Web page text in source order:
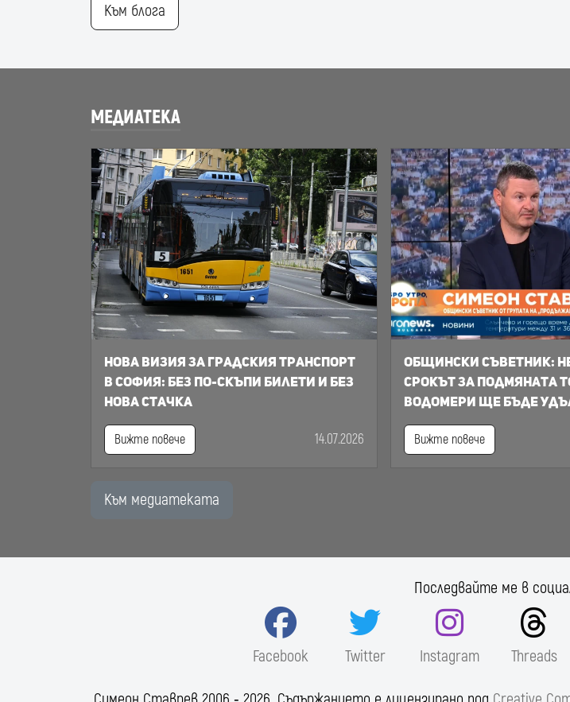
Към блога
МЕДИАТЕКА
Нова визия за градския транспорт
в София: Без по-скъпи билети и без
нова стачка
Вижте повече 14.07.2026
Общински съветник:
срокът за подмяната
водомери ще бъде
Вижте повече
Към медиатеката
Последвайте ме в
Facebook Twitter Instagram Threads